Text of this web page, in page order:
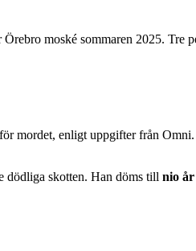
moské sommaren 2025.
mordet, enligt uppgifter från
dödliga skotten. Han döms till nio år